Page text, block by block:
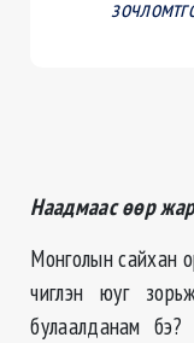
Наадмаас өөр
Монголын сайхан
чиглэн юуг
булаалданам